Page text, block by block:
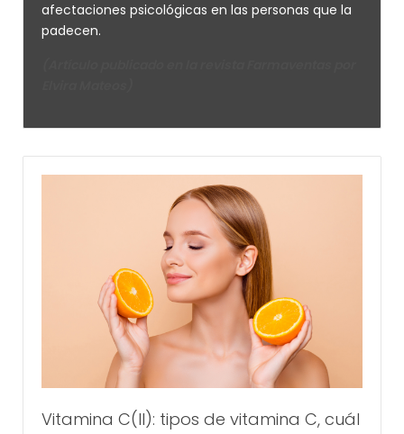
afectaciones psicológicas en las personas que la
padecen.
Vitamina C(II): tipos de vitamina C, cuál